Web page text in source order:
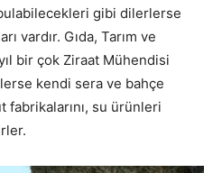
gibi dilerlerse
vardır. Gıda, Tarım ve
bir çok Ziraat Mühendisi
kendi sera ve bahçe
su ürünleri